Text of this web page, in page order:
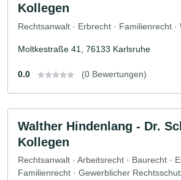
Kollegen
Rechtsanwalt · Erbrecht · Familienrecht
Moltkestraße 41, 76133 Karlsruhe
0.0 (0 Bewertungen)
Walther Hindenlang - Dr.
Kollegen
Rechtsanwalt · Arbeitsrecht · Baurecht ·
Familienrecht · Gewerblicher